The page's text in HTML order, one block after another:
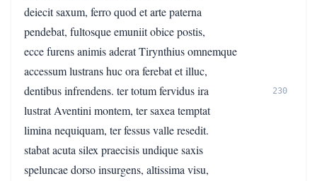
deiecit saxum, ferro quod et arte paterna
pendebat, fultosque emuniit obice postis,
ecce furens animis aderat Tirynthius omnemque
accessum lustrans huc ora ferebat et illuc,
dentibus infrendens. ter totum fervidus ira
230
lustrat Aventini montem, ter saxea temptat
limina nequiquam, ter fessus valle resedit.
stabat acuta silex praecisis undique saxis
speluncae dorso insurgens, altissima visu,